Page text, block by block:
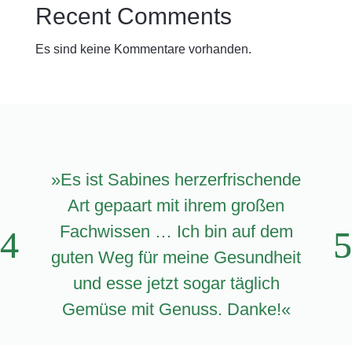
Recent Comments
Es sind keine Kommentare vorhanden.
»Es ist Sabines herzerfrischende
Art ­gepaart mit ihrem großen
Fachwissen … Ich bin auf dem
guten Weg für meine Gesundheit
und esse jetzt sogar täglich
Gemüse mit Genuss. Danke!«